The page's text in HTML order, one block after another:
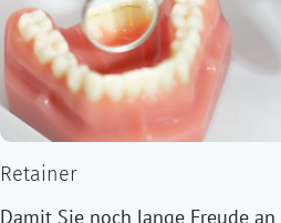
Retainer
Damit Sie noch lange Freude an